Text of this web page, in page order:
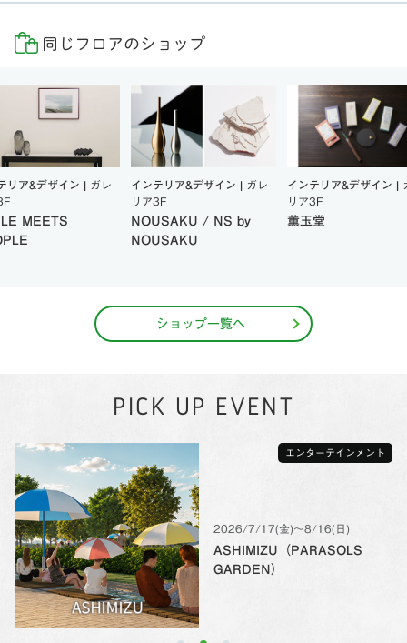
同じフロアのショップ
リア&デザイン | ガレ
MEETS
インテリア&デザイン | ガレ
リア3F
NOUSAKU / NS by
NOUSAKU
インテリア&デザイン |
リア3F
薫玉堂
ショップ一覧へ
PICK UP EVENT
2026/7/17(金)〜8/16(日)
ASHIMIZU（PARASOLS
GARDEN）
エンターテインメント